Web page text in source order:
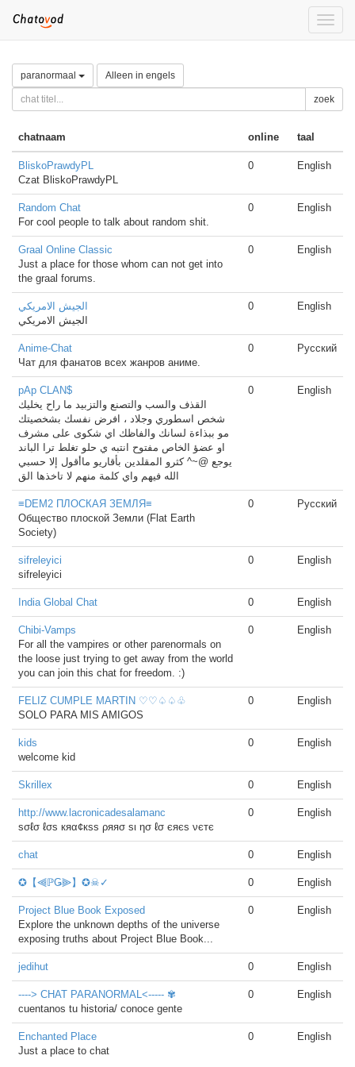
Toggle
paranormaal Alleen in engels
zoek
chatnaam online taal
BliskoPrawdyPL
Czat BliskoPrawdyPL
0 English
Random Chat
For cool people to talk about random shit.
0 English
Graal Online Classic
Just a place for those whom can not get into
the graal forums.
0 English
الجيش الامريكي
الجيش الامريكي
0 English
Anime-Chat
Чат для фанатов всех жанров аниме.
0 Русский
pAp CLAN$
القذف والسب والتصنع والتزبيد ما راح يخليك
شخص اسطوري وجلاد ، افرض نفسك بشخصيتك
مو ببذاءة لسانك والفاظك اي شكوى على مشرف
او عضؤ الخاص مفتوح انتبه ي حلو تغلط ترا الباند
يوجع @~^ كثرو المقلدين بأقاريو ماأقول إلا حسبي
الله فيهم واي كلمة منهم لا تاخذها الق
0 English
≡DEM2 ПЛОСКАЯ ЗЕМЛЯ≡
Общество плоской Земли (Flat Earth
Society)
0 Русский
sifreleyici
sifreleyici
0 English
India Global Chat 0 English
Chibi-Vamps
For all the vampires or other parenormals on
the loose just trying to get away from the world
you can join this chat for freedom. :)
0 English
FELIZ CUMPLE MARTIN ♡♡♤♤♧
SOLO PARA MIS AMIGOS
0 English
kids
welcome kid
0 English
Skrillex 0 English
http://www.lacronicadesalamanc
ѕσℓσ ℓσѕ кяα¢кѕѕ ρяяσ ѕι ησ ℓσ єяєѕ νєтє
0 English
chat 0 English
✪【⫷ℙǤ⫸】✪☠✓ 0 English
Project Blue Book Exposed
Explore the unknown depths of the universe
exposing truths about Project Blue Book...
0 English
jedihut 0 English
----> CHAT PARANORMAL<----- ✾
cuentanos tu historia/ conoce gente
0 English
Enchanted Place
Just a place to chat
0 English